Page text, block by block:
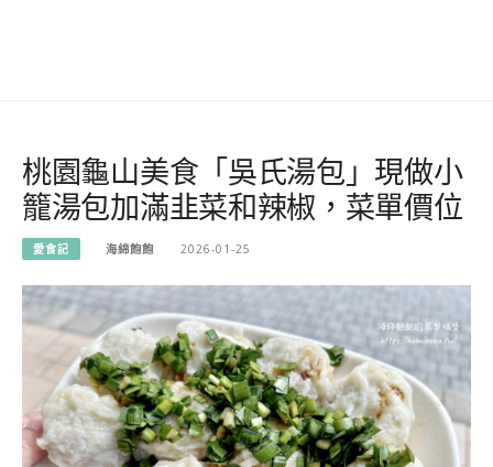
桃園龜山美食「吳氏湯包」現做小
籠湯包加滿韭菜和辣椒，菜單價位
愛食記 海綿飽飽 2026-01-25